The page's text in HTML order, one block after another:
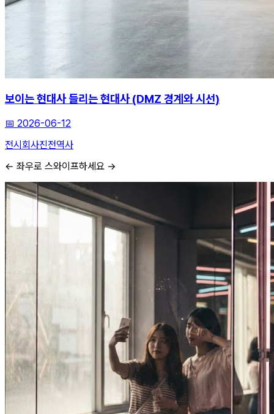
보이는 현대사 들리는 현대사 (DMZ 경계와 시선)
📅 2026-06-12
전시회사진전역사
← 좌우로 스와이프하세요 →